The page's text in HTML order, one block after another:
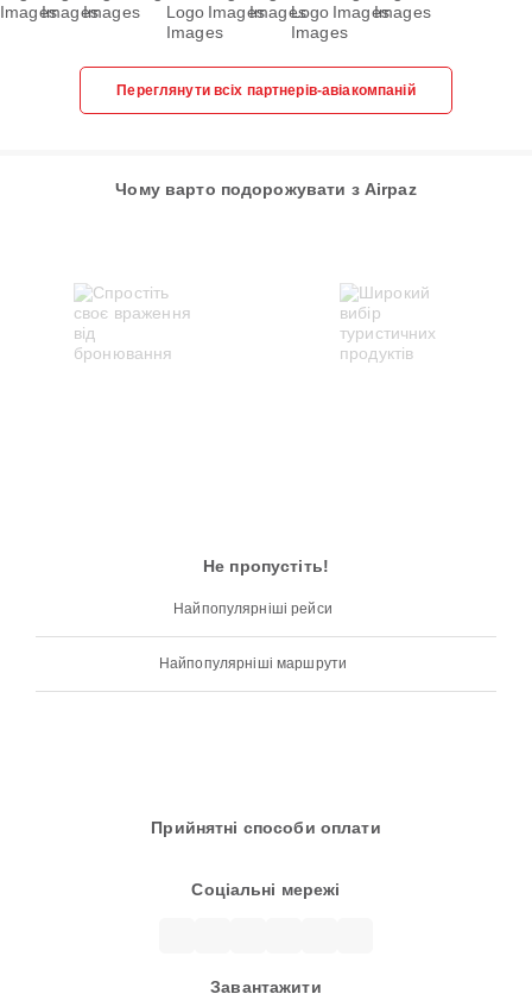
Переглянути всіх партнерів-авіакомпаній
Чому варто подорожувати з Airpaz
Не пропустіть!
Найпопулярніші рейси
Найпопулярніші маршрути
Прийнятні способи оплати
Соціальні мережі
Завантажити